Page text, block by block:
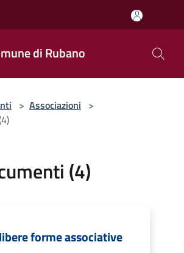
di Rubano
> Associazioni >
(4)
forme associative